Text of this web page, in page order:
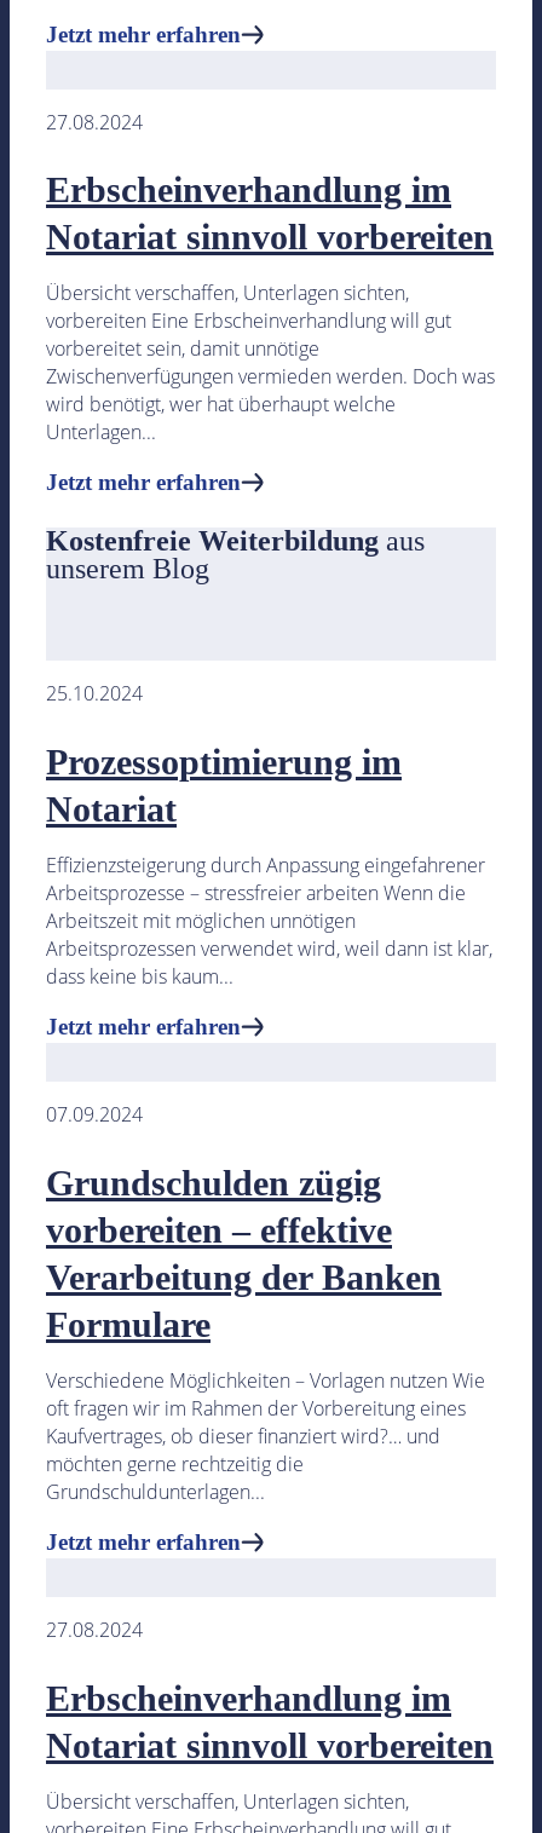
Jetzt mehr erfahren
27.08.2024
Erbscheinverhandlung im
Notariat sinnvoll vorbereiten
Übersicht verschaffen, Unterlagen sichten,
vorbereiten Eine Erbscheinverhandlung will gut
vorbereitet sein, damit unnötige
Zwischenverfügungen vermieden werden. Doch was
wird benötigt, wer hat überhaupt welche
Unterlagen...
Jetzt mehr erfahren
Kostenfreie Weiterbildung aus
unserem Blog
25.10.2024
Prozessoptimierung im
Notariat
Effizienzsteigerung durch Anpassung eingefahrener
Arbeitsprozesse – stressfreier arbeiten Wenn die
Arbeitszeit mit möglichen unnötigen
Arbeitsprozessen verwendet wird, weil dann ist klar,
dass keine bis kaum...
Jetzt mehr erfahren
07.09.2024
Grundschulden zügig
vorbereiten – effektive
Verarbeitung der Banken
Formulare
Verschiedene Möglichkeiten – Vorlagen nutzen Wie
oft fragen wir im Rahmen der Vorbereitung eines
Kaufvertrages, ob dieser finanziert wird?… und
möchten gerne rechtzeitig die
Grundschuldunterlagen...
Jetzt mehr erfahren
27.08.2024
Erbscheinverhandlung im
Notariat sinnvoll vorbereiten
Übersicht verschaffen, Unterlagen sichten,